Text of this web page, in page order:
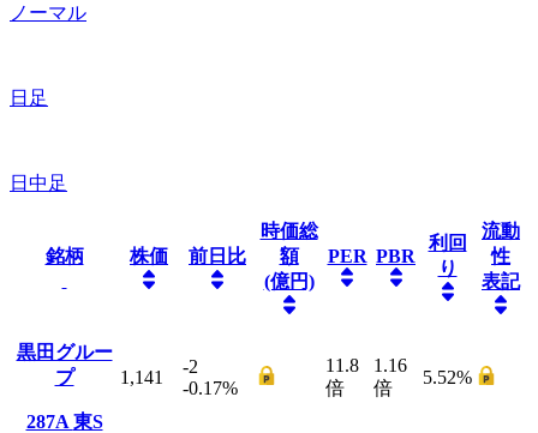
ノーマル
日足
日中足
銘柄 株価 前日比
時価総
額
(億円)
PER PBR
利回
り
流動
性
表記
黒田グルー
プ
287A 東S
1,141
-2
-0.17%
11.8
倍
1.16
倍
5.52%